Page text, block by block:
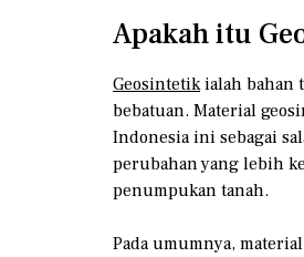
Apakah itu
Geosintetikialah bahan
bebatuan. Material
Indonesia ini sebagai
perubahan yang lebih
penumpukan tanah.
Pada umumnya,